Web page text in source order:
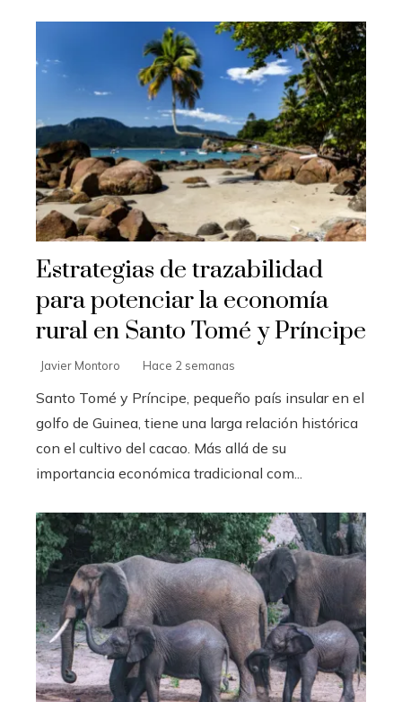
Estrategias de trazabilidad
para potenciar la economía
rural en Santo Tomé y Príncipe
Javier Montoro Hace 2 semanas
Santo Tomé y Príncipe, pequeño país insular en el
golfo de Guinea, tiene una larga relación histórica
con el cultivo del cacao. Más allá de su
importancia económica tradicional com...